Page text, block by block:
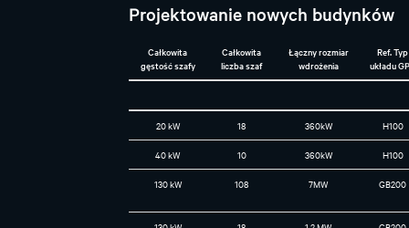
Projektowanie nowych budynków
Całkowita
gęstość szafy
Całkowita
liczba szaf
Łączny rozmiar
wdrożenia
Ref. Typ
układu
20 kW 18 360kW H100
40 kW 10 360kW H100
130 kW 108 7MW GB200